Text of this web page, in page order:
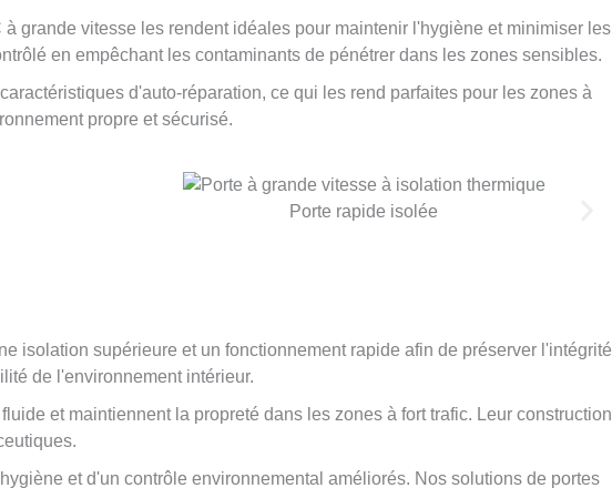
grande vitesse les rendent idéales pour maintenir l'hygiène et minimiser les
en empêchant les contaminants de pénétrer dans les zones sensibles.
d'auto-réparation, ce qui les rend parfaites pour les zones à
propre et sécurisé.
Porte rapide isolée
isolation supérieure et un fonctionnement rapide afin de préserver l'intégrité
de l'environnement intérieur.
et maintiennent la propreté dans les zones à fort trafic. Leur construction
et d'un contrôle environnemental améliorés. Nos solutions de portes